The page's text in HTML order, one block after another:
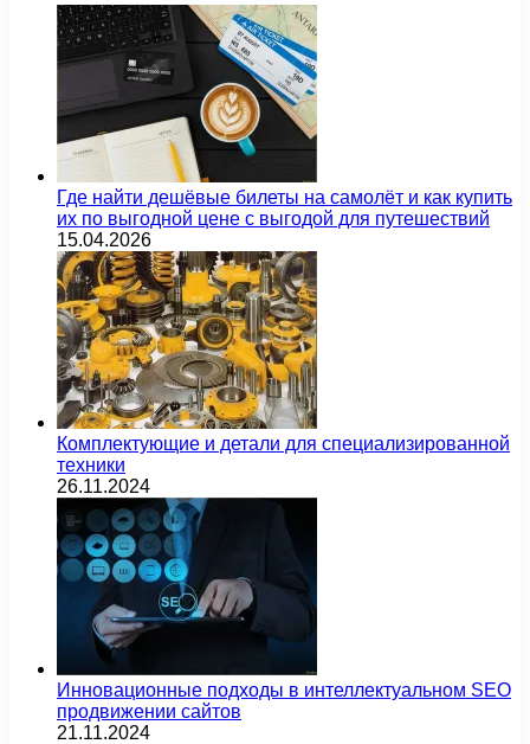
Где найти дешёвые билеты на самолёт и как купить
их по выгодной цене с выгодой для путешествий
15.04.2026
Комплектующие и детали для специализированной
техники
26.11.2024
Инновационные подходы в интеллектуальном SEO
продвижении сайтов
21.11.2024